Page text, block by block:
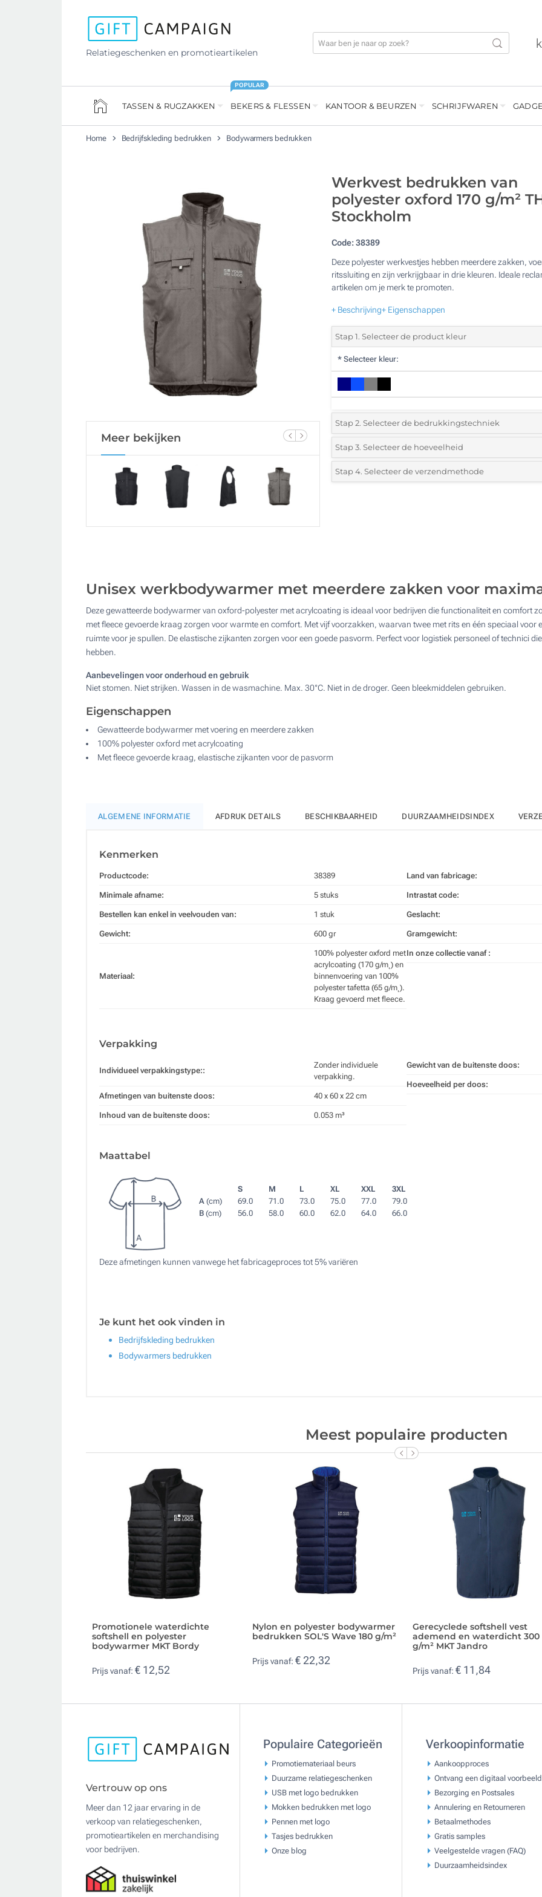
Relatiegeschenken en promotieartikelen
TASSEN & RUGZAKKEN BEKERS & FLESSEN
POPULAR
KANTOOR & BEURZEN SCHRIJFWAREN
Home Bedrijfskleding bedrukken Bodywarmers bedrukken
Meer bekijken
Werkvest bedrukken van
polyester oxford 170 g/m²
Stockholm
Code:38389
Deze polyester werkvestjes hebben meerdere zakken,
ritssluiting en zijn verkrijgbaar in drie kleuren. Ideale
artikelen om je merk te promoten.
+ Beschrijving+ Eigenschappen
Stap 1. Selecteer de product kleur
* Selecteer kleur:
Stap 2. Selecteer de bedrukkingstechniek
*Selecteer de bedrukking en kleuren van het logo:
1 Kleur (Aan een kant)
Full colour (Aan een kant)
Zonder opdruk
Stap 3. Selecteer de hoeveelheid
*Selecteer het aantal 5 (Totale bestelling)
Stap 4. Selecteer de verzendmethode
Unisex werkbodywarmer met meerdere zakken voor
Deze gewatteerde bodywarmer van oxford-polyester met acrylcoating is ideaal voor bedrijven die functionaliteit en comfort
met fleece gevoerde kraag zorgen voor warmte en comfort. Met vijf voorzakken, waarvan twee met rits en één speciaal voor
ruimte voor je spullen. De elastische zijkanten zorgen voor een goede pasvorm. Perfect voor logistiek personeel of technici
hebben.
Aanbevelingen voor onderhoud en gebruik
Niet stomen. Niet strijken. Wassen in de wasmachine. Max. 30°C. Niet in de droger. Geen bleekmiddelen gebruiken.
Eigenschappen
Gewatteerde bodywarmer met voering en meerdere zakken
100% polyester oxford met acrylcoating
Met fleece gevoerde kraag, elastische zijkanten voor de pasvorm
ALGEMENE INFORMATIE AFDRUK DETAILS BESCHIKBAARHEID DUURZAAMHEIDSINDEX
Kenmerken
Productcode: 38389
Minimale afname: 5 stuks
Bestellen kan enkel in veelvouden van: 1 stuk
Gewicht: 600 gr
Materiaal:
100% polyester oxford met
acrylcoating (170 g/m˛) en
binnenvoering van 100%
polyester tafetta (65 g/m˛).
Kraag gevoerd met fleece.
Land van fabricage:
Intrastat code:
Geslacht:
Gramgewicht:
In onze collectie vanaf :
Verpakking
Individueel verpakkingstype::
Zonder individuele
verpakking.
Afmetingen van buitenste doos: 40 x 60 x 22 cm
Inhoud van de buitenste doos: 0.053 m³
Gewicht van de buitenste doos:
Hoeveelheid per doos:
Maattabel
S M L XL XXL
3XL
A (cm) 69.0 71.0 73.0 75.0 77.0
79.0
B (cm) 56.0 58.0 60.0 62.0 64.0 66.0
Deze afmetingen kunnen vanwege het fabricageproces tot 5% variëren
Je kunt het ook vinden in
Bedrijfskleding bedrukken
Bodywarmers bedrukken
Meest populaire producten
Promotionele waterdichte
softshell en polyester
bodywarmer MKT Bordy
Prijs vanaf: € 12,52
Nylon en polyester bodywarmer
bedrukken SOL'S Wave 180 g/m²
Prijs vanaf: € 22,32
Gerecyclede softshell vest
ademend en waterdicht 300
g/m² MKT Jandro
Prijs vanaf: € 11,84
Vertrouw op ons
Meer dan 12 jaar ervaring in de
verkoop van relatiegeschenken,
promotieartikelen en merchandising
voor bedrijven.
Populaire Categorieën
Promotiemateriaal beurs
Duurzame relatiegeschenken
USB met logo bedrukken
Mokken bedrukken met logo
Pennen met logo
Tasjes bedrukken
Onze blog
Verkoopinformatie
Aankoopproces
Ontvang een digitaal voorbeeld
Bezorging en Postsales
Annulering en Retourneren
Betaalmethodes
Gratis samples
Veelgestelde vragen (FAQ)
Duurzaamheidsindex